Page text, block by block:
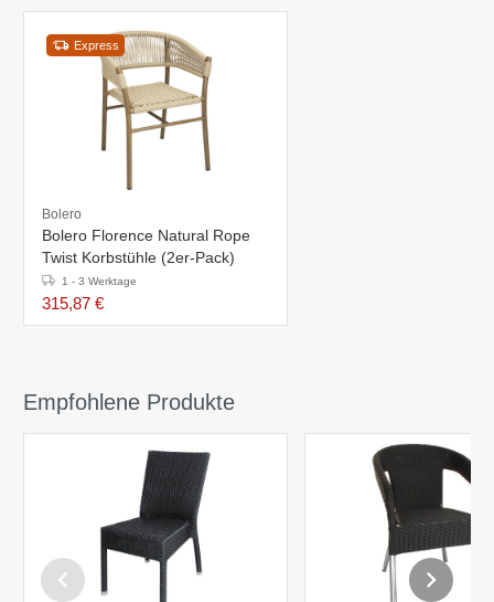
Express
Bolero
Bolero Florence Natural Rope
Twist Korbstühle (2er-Pack)
1 - 3 Werktage
315,87 €
Empfohlene Produkte